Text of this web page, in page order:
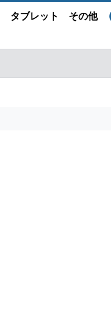
タブレット その他